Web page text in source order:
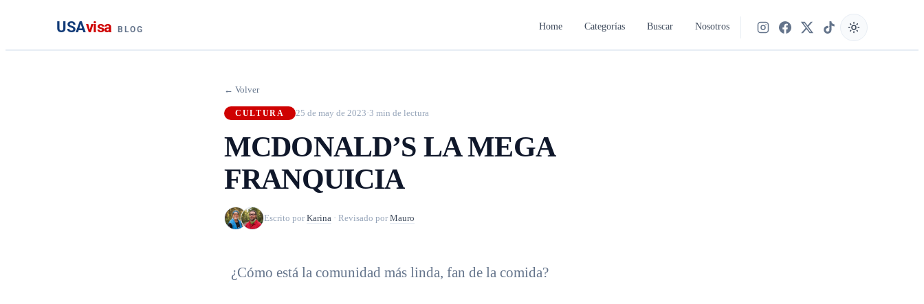
USAvisa BLOG Home Categorías Buscar Nosotros
Síguenos en Instagram
Síguenos en Facebook
Síguenos en X
Síguenos en TikTok
← Volver
CULTURA 25 de may de 2023·3 min de lectura
MCDONALD’S LA MEGA
FRANQUICIA
Escrito por Karina · Revisado por Mauro
¿Cómo está la comunidad más linda, fan de la comida?